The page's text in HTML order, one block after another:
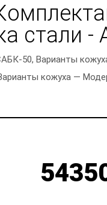
стали -
50, Варианты
кожуха —